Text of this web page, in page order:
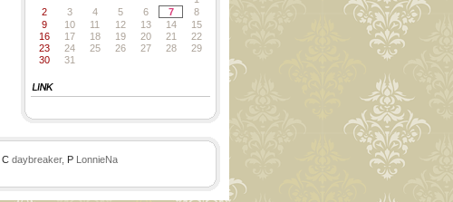
2
3 4 5 6 7
8
9
10 11 12 13 14
15
16
17 18 19 20 21
22
23
24 25 26 27 28
29
30
31
C daybreaker, P LonnieNa